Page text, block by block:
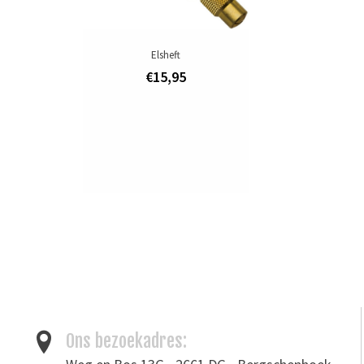
Elsheft
€15,95
Ons bezoekadres: